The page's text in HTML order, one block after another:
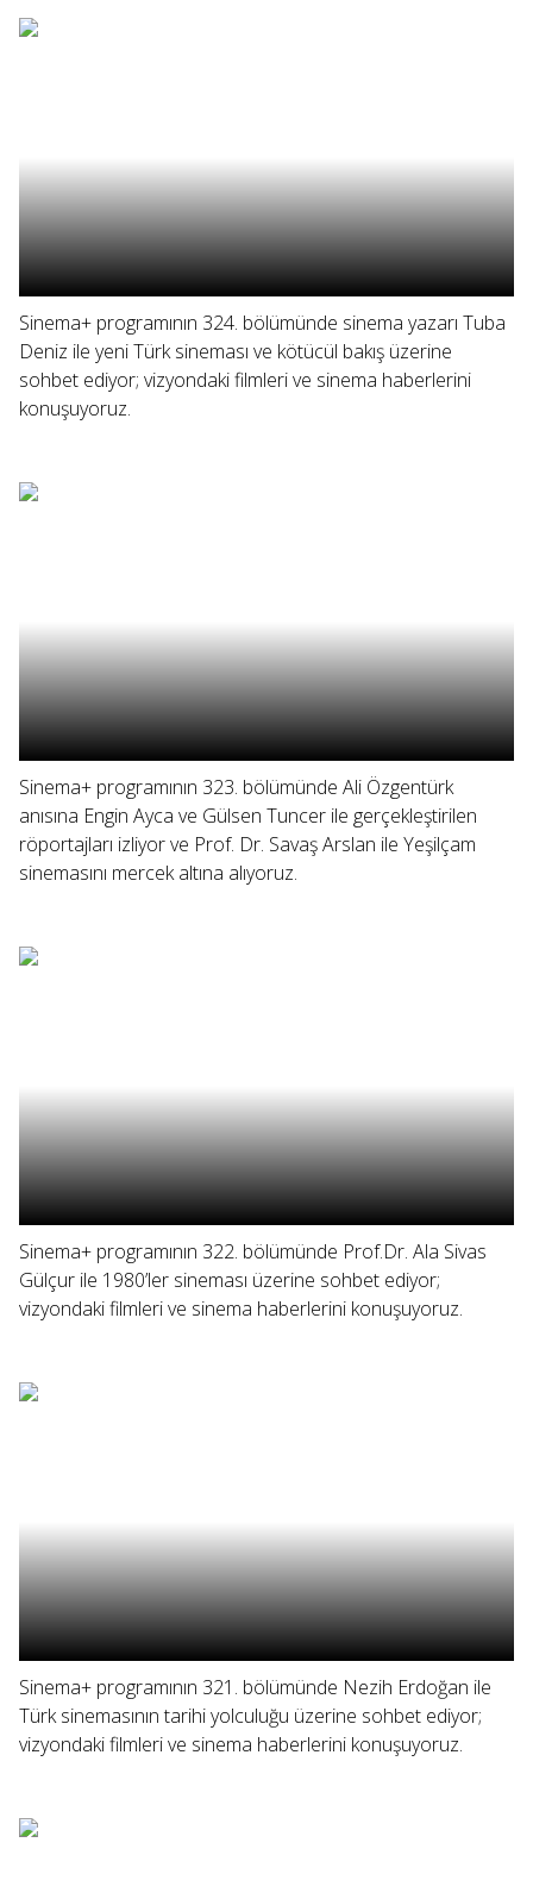
Sinema+ programının 324. bölümünde sinema yazarı Tuba
Deniz ile yeni Türk sineması ve kötücül bakış üzerine
sohbet ediyor; vizyondaki filmleri ve sinema haberlerini
konuşuyoruz.
Sinema+ programının 323. bölümünde Ali Özgentürk
anısına Engin Ayca ve Gülsen Tuncer ile gerçekleştirilen
röportajları izliyor ve Prof. Dr. Savaş Arslan ile Yeşilçam
sinemasını mercek altına alıyoruz.
Sinema+ programının 322. bölümünde Prof.Dr. Ala Sivas
Gülçur ile 1980’ler sineması üzerine sohbet ediyor;
vizyondaki filmleri ve sinema haberlerini konuşuyoruz.
Sinema+ programının 321. bölümünde Nezih Erdoğan ile
Türk sinemasının tarihi yolculuğu üzerine sohbet ediyor;
vizyondaki filmleri ve sinema haberlerini konuşuyoruz.